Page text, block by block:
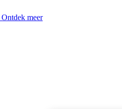
Ontdek meer